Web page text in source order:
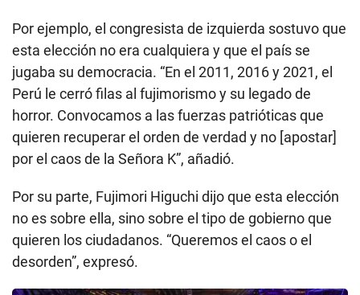
Por ejemplo, el congresista de izquierda sostuvo que
esta elección no era cualquiera y que el país se
jugaba su democracia. “En el 2011, 2016 y 2021, el
Perú le cerró filas al fujimorismo y su legado de
horror. Convocamos a las fuerzas patrióticas que
quieren recuperar el orden de verdad y no [apostar]
por el caos de la Señora K”, añadió.
Por su parte, Fujimori Higuchi dijo que esta elección
no es sobre ella, sino sobre el tipo de gobierno que
quieren los ciudadanos. “Queremos el caos o el
desorden”, expresó.